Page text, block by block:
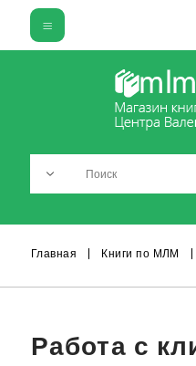
Главная Книги по МЛМ
Работа с